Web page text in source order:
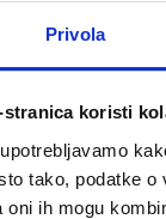
Privola
stranica koristi
tako, podatke
oni ih mogu